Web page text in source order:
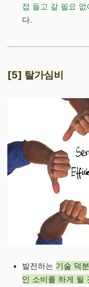
접 들고 갈 필요
다.
[5] 탈가심비
발전하는 기술 덕
인 소비를 하게 될